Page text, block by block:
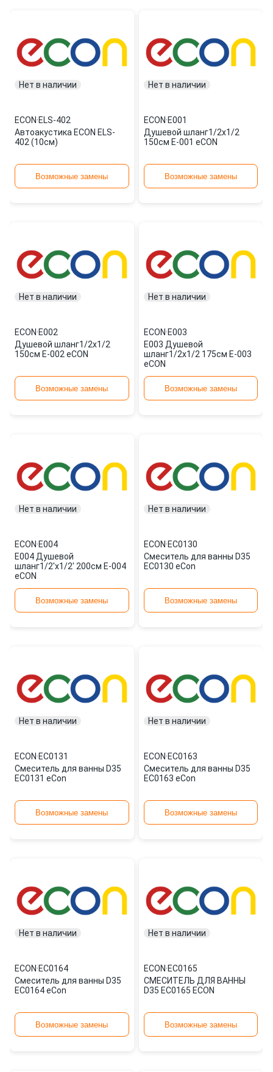
Нет в наличии
ECON·ELS-402
Автоакустика ECON ELS-
402 (10см)
Возможные замены
Нет в наличии
ECON·E001
Душевой шланг1/2х1/2
150см E-001 eCON
Возможные замены
Нет в наличии
ECON·E002
Душевой шланг1/2х1/2
150см E-002 eCON
Возможные замены
Нет в наличии
ECON·E003
E003 Душевой
шланг1/2х1/2 175см E-003
eCON
Возможные замены
Нет в наличии
ECON·E004
E004 Душевой
шланг1/2'х1/2' 200см E-004
eCON
Возможные замены
Нет в наличии
ECON·EC0130
Смеситель для ванны D35
EC0130 eCon
Возможные замены
Нет в наличии
ECON·EC0131
Смеситель для ванны D35
EC0131 eCon
Возможные замены
Нет в наличии
ECON·EC0163
Смеситель для ванны D35
EC0163 eCon
Возможные замены
Нет в наличии
ECON·EC0164
Смеситель для ванны D35
EC0164 eCon
Возможные замены
Нет в наличии
ECON·EC0165
СМЕСИТЕЛЬ ДЛЯ ВАННЫ
D35 EC0165 ECON
Возможные замены